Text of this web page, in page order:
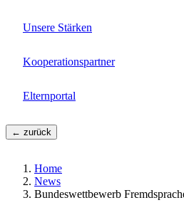
Unsere Stärken
Kooperationspartner
Elternportal
← zurück
Home
News
Bundeswettbewerb